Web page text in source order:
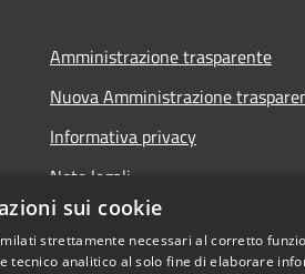
Amministrazione trasparente
Nuova Amministrazione
Informativa privacy
Note legali
Dichiarazione di accessibilità
sui cookie
strettamente necessari al corretto
tecnico analitico al solo fine di elaborare